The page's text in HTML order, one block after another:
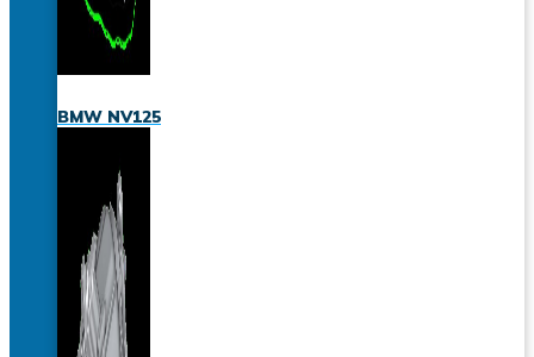
BMW NV125